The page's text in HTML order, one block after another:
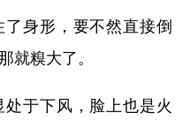
身形，要不然直接倒
就糗大了。
于下风，脸上也是火